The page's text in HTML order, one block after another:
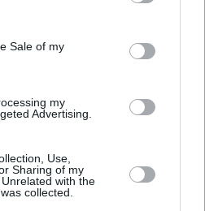
and its third-party tags to
purposes in below Google
Sale of my
my
Advertising.
Use,
Sharing of my
with the
collected.
League